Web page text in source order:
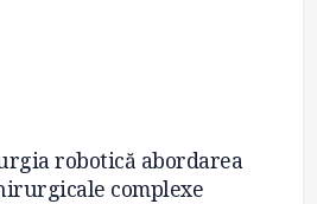
robotică abordarea
complexe